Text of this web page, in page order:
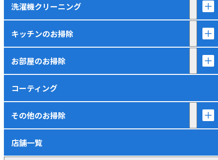
洗濯機クリーニング
キッチンのお掃除
お部屋のお掃除
コーティング
その他のお掃除
店舗一覧